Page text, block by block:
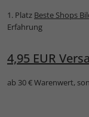
1. Platz Beste Shops
Erfahrung
4,95 EUR
ab 30 € Warenwert,